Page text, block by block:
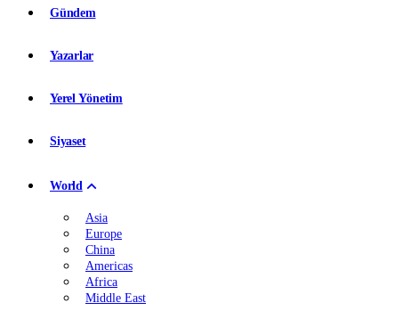
Gündem
Yazarlar
Yerel Yönetim
Siyaset
World
Asia
Europe
China
Americas
Africa
Middle East